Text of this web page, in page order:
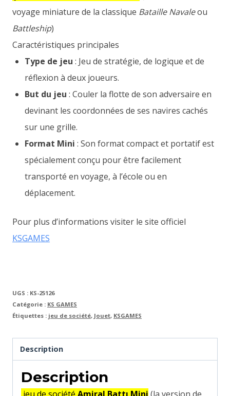
voyage miniature de la classique Bataille Navaleou
Battleship)
Caractéristiques principales
Type de jeu : Jeu de stratégie, de logique et de
réflexion à deux joueurs.
But du jeu : Couler la flotte de son adversaire en
devinant les coordonnées de ses navires cachés
sur une grille.
Format Mini : Son format compact et portatif est
spécialement conçu pour être facilement
transporté en voyage, à l’école ou en
déplacement.
Pour plus d’informations visiter le site officiel
KSGAMES
UGS : KS-25126
Catégorie : KS GAMES
Étiquettes : jeu de société, Jouet, KSGAMES
Description
Description